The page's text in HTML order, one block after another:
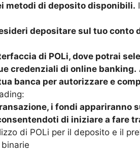
metodi di deposito disponibili.
depositare sul tuo conto
di POLi, dove potrai
credenziali di online banking.
banca per autorizzare e
i fondi appariranno
di iniziare a fare
di POLi per il deposito e il